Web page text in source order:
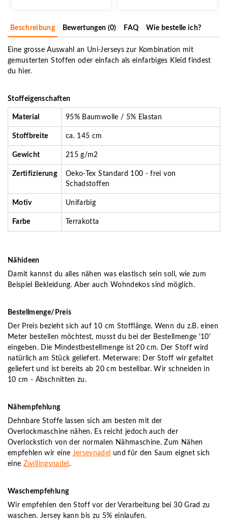
Beschreibung Bewertungen (0) FAQ Wie bestelle ich?
Eine grosse Auswahl an Uni-Jerseys zur Kombination mit
gemusterten Stoffen oder einfach als einfarbiges Kleid findest
du hier.
Stoffeigenschaften
Material 95% Baumwolle / 5% Elastan
Stoffbreite ca. 145 cm
Gewicht 215 g/m2
Zertifizierung
Oeko-Tex Standard 100 - frei von
Schadstoffen
Motiv Unifarbig
Farbe Terrakotta
Nähideen
Damit kannst du alles nähen was elastisch sein soll, wie zum
Beispiel Bekleidung. Aber auch Wohndekos sind möglich.
Bestellmenge/Preis
Der Preis bezieht sich auf 10 cm Stofflänge. Wenn du z.B. einen
Meter bestellen möchtest, musst du bei der Bestellmenge '10'
eingeben. Die Mindestbestellmenge ist 20 cm. Der Stoff wird
natürlich am Stück geliefert. Meterware: Der Stoff wir gefaltet
geliefert und ist bereits ab 20 cm bestellbar. Wir schneiden in
10 cm - Abschnitten zu.
Nähempfehlung
Dehnbare Stoffe lassen sich am besten mit der
Overlockmaschine nähen. Es reicht jedoch auch der
Overlockstich von der normalen Nähmaschine. Zum Nähen
empfehlen wir eine Jerseynadel
und für den Saum eignet sich
eine Zwillingsnadel .
Waschempfehlung
Wir empfehlen den Stoff vor der Verarbeitung bei 30 Grad zu
waschen. Jersey kann bis zu 5% einlaufen.